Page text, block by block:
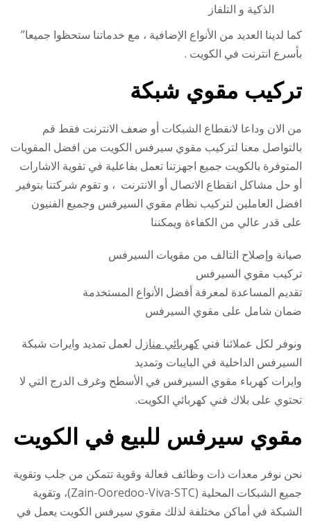
الذكية و التلفاز
كما لدينا العديد من الأنواع الإضافية ، مع خدماتنا ستحظوا جميعا”
بأسرع انترنت في الكويت .
تركيب مقوي شبكة
من الان وداعا لانقطاع الشبكات أو ضعف الانترنت فقط قم
بالتواصل معنا لتركيب مقوي سيرفس الكويت من افضل المقويات
المتوفرة بالكويت جميع اجهزتنا تعمل بفاعلية في تقوية الاشارات
أو حل مشاكل انقطاع الاتصال أو الانترنت ، و تقوم شركتنا بتوفير
افضل العاملين لتركيب نظام مقوي السيرفس وجميع الفنيون
على قدر عالي من الكفاءة ويمكننا
صيانة وإصلاح التالف من مقويات السيرفس
تركيب مقوي السيرفس
تقديم المساعدة لمعرفة أفضل الأنواع المستخدمة
ضمان شامل على مقوي السيرفس
ونوفر لكل عملائنا فنيكهربائي منازل لعمل تمديد وايرات شبكة
السيرفس الداخلية في البايبات وتمديد
وايرات كهرباء مقوي السيرفس في الأسطح وغرف الدرج التي لا
تحتوي على بلاك فني كهربائي الكويت.
مقوي سيرفس للبيع في الكويت
نحن نوفر معدات ذات وظائف فعالة وقوية تتمكن من جلب وتقوية
جميع الشبكات المحلية (Zain-Ooredoo-Viva-STC)، وتقوية
الشبكة في أماكن مختلفة لذلك مقوي سيرفس الكويت يعمل في